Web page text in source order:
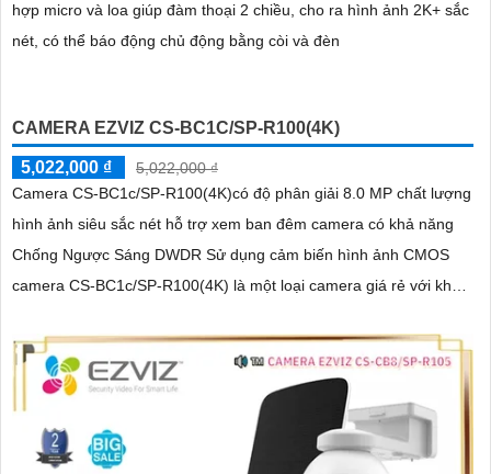
hợp micro và loa giúp đàm thoại 2 chiều, cho ra hình ảnh 2K+ sắc
nét, có thể báo động chủ động bằng còi và đèn
CAMERA EZVIZ CS-BC1C/SP-R100(4K)
5,022,000 ₫
5,022,000 ₫
Camera CS-BC1c/SP-R100(4K)có độ phân giải 8.0 MP chất lượng
hình ảnh siêu sắc nét hỗ trợ xem ban đêm camera có khả năng
Chống Ngược Sáng DWDR Sử dụng cảm biến hình ảnh CMOS
camera CS-BC1c/SP-R100(4K) là một loại camera giá rẻ với khả